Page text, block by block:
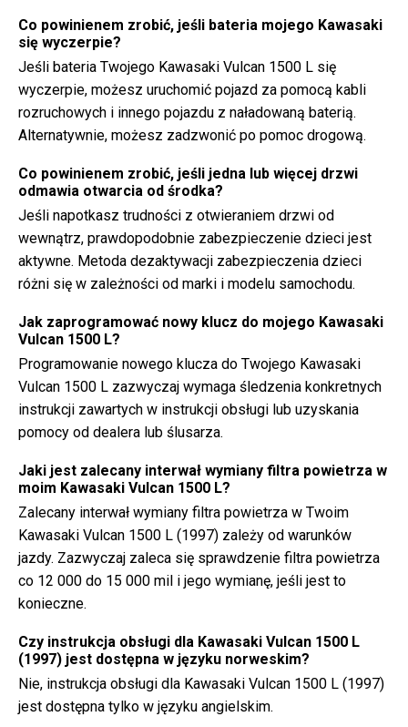
Co powinienem zrobić, jeśli bateria mojego Kawasaki
się wyczerpie?
Jeśli bateria Twojego Kawasaki Vulcan 1500 L się
wyczerpie, możesz uruchomić pojazd za pomocą kabli
rozruchowych i innego pojazdu z naładowaną baterią.
Alternatywnie, możesz zadzwonić po pomoc drogową.
Co powinienem zrobić, jeśli jedna lub więcej drzwi
odmawia otwarcia od środka?
Jeśli napotkasz trudności z otwieraniem drzwi od
wewnątrz, prawdopodobnie zabezpieczenie dzieci jest
aktywne. Metoda dezaktywacji zabezpieczenia dzieci
różni się w zależności od marki i modelu samochodu.
Jak zaprogramować nowy klucz do mojego Kawasaki
Vulcan 1500 L?
Programowanie nowego klucza do Twojego Kawasaki
Vulcan 1500 L zazwyczaj wymaga śledzenia konkretnych
instrukcji zawartych w instrukcji obsługi lub uzyskania
pomocy od dealera lub ślusarza.
Jaki jest zalecany interwał wymiany filtra powietrza w
moim Kawasaki Vulcan 1500 L?
Zalecany interwał wymiany filtra powietrza w Twoim
Kawasaki Vulcan 1500 L (1997) zależy od warunków
jazdy. Zazwyczaj zaleca się sprawdzenie filtra powietrza
co 12 000 do 15 000 mil i jego wymianę, jeśli jest to
konieczne.
Czy instrukcja obsługi dla Kawasaki Vulcan 1500 L
(1997) jest dostępna w języku norweskim?
Nie, instrukcja obsługi dla Kawasaki Vulcan 1500 L (1997)
jest dostępna tylko w języku angielskim.